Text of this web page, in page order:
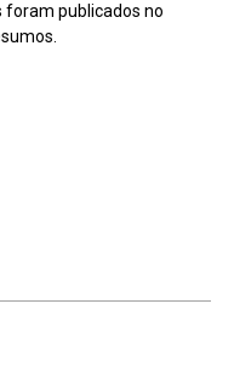
foram publicados no